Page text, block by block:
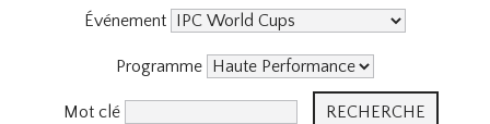
Événement
Programme
Mot clé